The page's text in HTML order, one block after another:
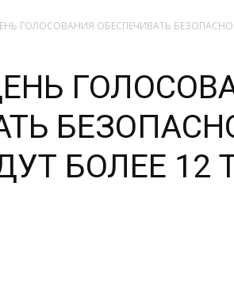
ГОЛОСОВАНИЯ ОБЕСПЕЧИВАТЬ
БОЛЕЕ 12